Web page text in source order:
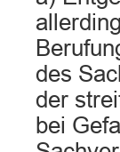
des
der
bei